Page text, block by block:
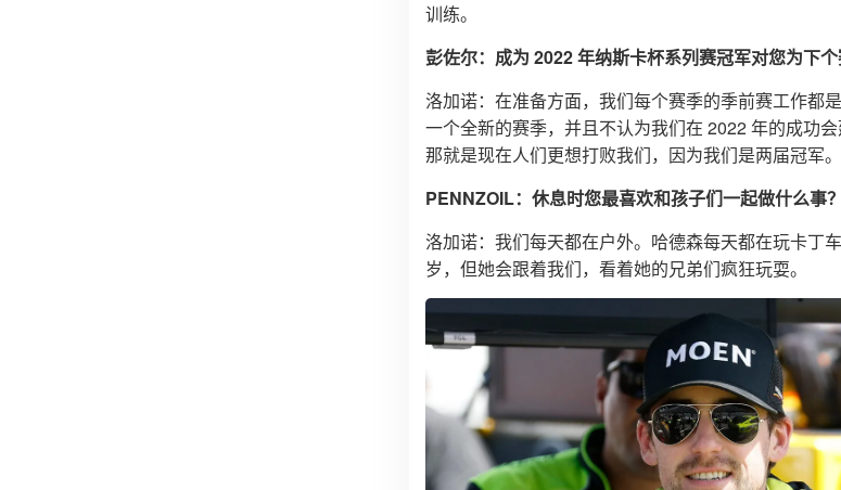
训练。
彭佐尔：成为 2022 年纳斯卡杯系列赛冠军对您为下
洛加诺：在准备方面，我们每个赛季的季前赛工作都
一个全新的赛季，并且不认为我们在 2022 年的成功
那就是现在人们更想打败我们，因为我们是两届冠军。
PENNZOIL：休息时您最喜欢和孩子们一起做什么事？
洛加诺：我们每天都在户外。哈德森每天都在玩卡丁
岁，但她会跟着我们，看着她的兄弟们疯狂玩耍。